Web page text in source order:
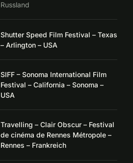
Russland
Shutter Speed Film Festival – Texas
– Arlington – USA
SIFF – Sonoma International Film
Festival – California – Sonoma –
USA
Travelling – Clair Obscur – Festival
de cinéma de Rennes Métropole –
Rennes – Frankreich